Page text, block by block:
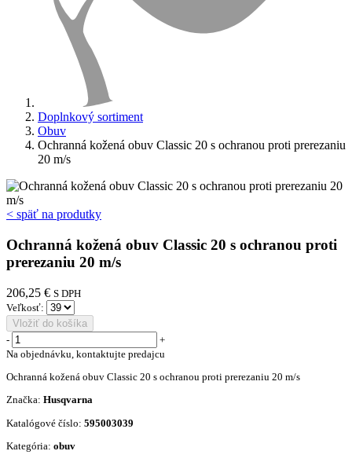
Doplnkový sortiment
Obuv
Ochranná kožená obuv Classic 20 s ochranou proti prerezaniu
20 m/s
< späť na produtky
Ochranná kožená obuv Classic 20 s ochranou proti
prerezaniu 20 m/s
206,25 € S DPH
Veľkosť:
Vložiť do košíka
-
+
Na objednávku, kontaktujte predajcu
Ochranná kožená obuv Classic 20 s ochranou proti prerezaniu 20 m/s
Značka: Husqvarna
Katalógové číslo: 595003039
Kategória: obuv